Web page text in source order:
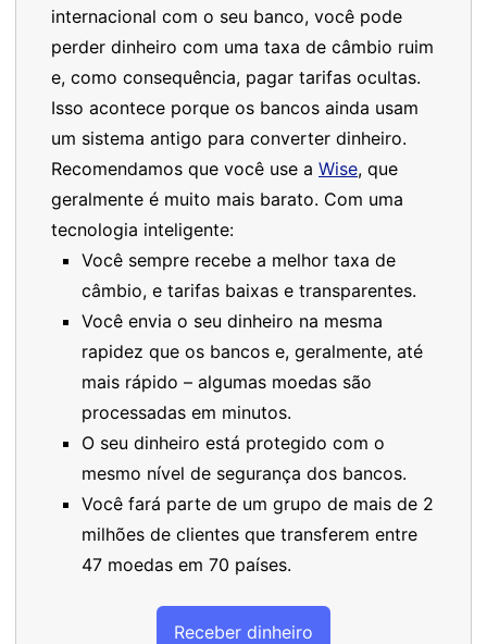
internacional com o seu banco, você pode
perder dinheiro com uma taxa de câmbio ruim
e, como consequência, pagar tarifas ocultas.
Isso acontece porque os bancos ainda usam
um sistema antigo para converter dinheiro.
Recomendamos que você use a Wise, que
geralmente é muito mais barato. Com uma
tecnologia inteligente:
Você sempre recebe a melhor taxa de
câmbio, e tarifas baixas e transparentes.
Você envia o seu dinheiro na mesma
rapidez que os bancos e, geralmente, até
mais rápido – algumas moedas são
processadas em minutos.
O seu dinheiro está protegido com o
mesmo nível de segurança dos bancos.
Você fará parte de um grupo de mais de 2
milhões de clientes que transferem entre
47 moedas em 70 países.
Receber dinheiro